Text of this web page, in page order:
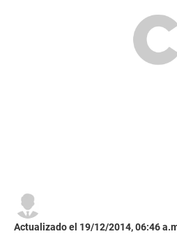
Actualizado el 19/12/2014, 06:46